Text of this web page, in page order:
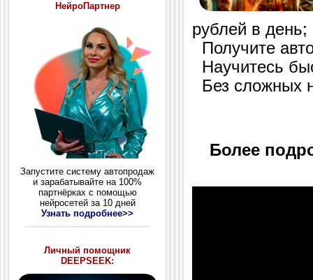
НейроПартнер
Запустите систему автопродаж
и зарабатывайте на 100%
партнёрках с помощью
нейросетей за 10 дней
Узнать подробнее>>
Личный помощник
DEEPSEEK:
рублей в день;
Получите
Научитесь
Без сложных
Более